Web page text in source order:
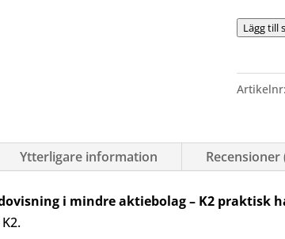
aktiebolag
–
handbok
Lägg till
Artikelnr:
Ytterligare information Recensioner
i mindre aktiebolag – K2 praktisk